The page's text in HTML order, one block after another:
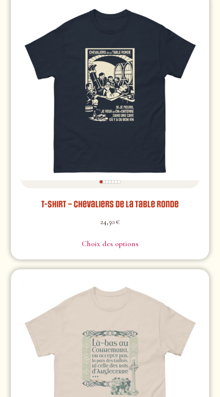
T-shirt – Chevaliers de la table ronde
24,50€
Choix des options